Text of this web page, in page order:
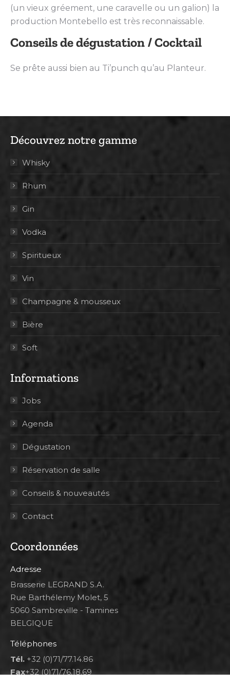
(un vieux gréement, une caravelle ou un galion) la
production Montebello est très reconnaissable.
Conseils de dégustation / Cocktail
Se prête aussi bien au Ti’punch qu’au Planteur.
Découvrez notre gamme
Whisky
Rhum
Gin
Vodka
Spiritueux
Vin
Champagne & mousseux
Bière
Soft
Informations
Jobs
Agenda
Dégustation
Réservation de salle
Conseils & nouveautés
Contact
Coordonnées
Adresse
Brasserie LEGRAND S.A.
Rue Barthélemy Molet, 5
5060 Sambreville - Tamines
BELGIQUE
Téléphones
Tél. +32 (0)71/77.14.86
Fax+32 (0)71/76.18.69